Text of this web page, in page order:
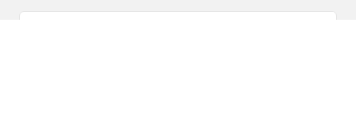
Ange din e-postadress